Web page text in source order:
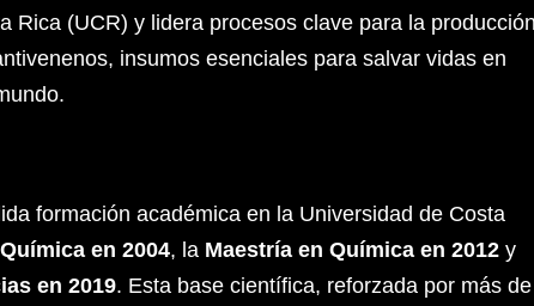
Rica (UCR) y lidera procesos clave para la
insumos esenciales para salvar vidas en
formación académica en la Universidad de Costa
en 2004, la Maestría en Química en 2012 y
en 2019. Esta base científica, reforzada por más de